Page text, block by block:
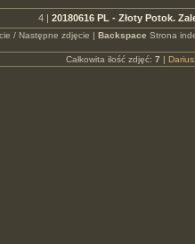
4 | 20180616 PL - Złoty Potok.
/ Następne zdjęcie | Backspace Strona
Całkowita ilość zdjęć: 7 |